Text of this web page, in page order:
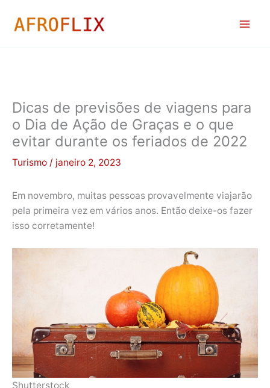
para
Dicas de previsões de viagens para
o Dia de Ação de Graças e o que
evitar durante os feriados de 2022
Turismo / janeiro 2, 2023
Em novembro, muitas pessoas provavelmente viajarão
pela primeira vez em vários anos. Então deixe-os fazer
isso corretamente!
Shutterstock